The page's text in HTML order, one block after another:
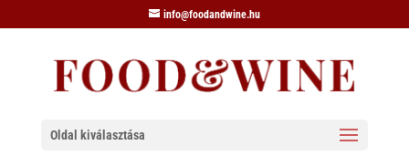
info@foodandwine.hu
Oldal kiválasztása